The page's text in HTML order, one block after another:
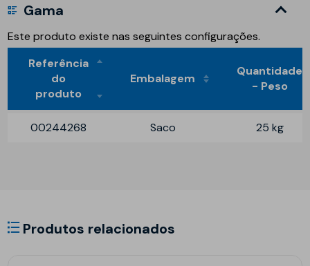
Gama
Este produto existe nas seguintes configurações.
Referência
do
produto
Embalagem
Quantidade
- Peso
00244268 Saco 25 kg
Produtos relacionados